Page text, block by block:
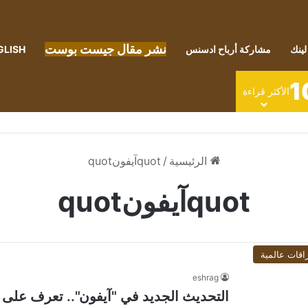
مشاركة أرباح ادسنس نشر مقال جيست بوست
الأكثر قراءة
الرئيسية / quotآيفونquot
quotآيفونquot
عالمية
eshrag
التحديث الجديد في "آيفون".. تعرف على